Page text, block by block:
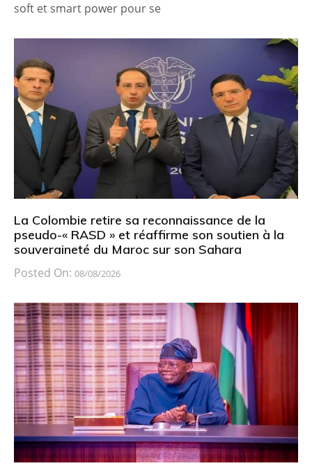
soft et smart power pour se
La Colombie retire sa reconnaissance de la
pseudo-« RASD » et réaffirme son soutien à la
souveraineté du Maroc sur son Sahara
Posted On: 08/08/2026